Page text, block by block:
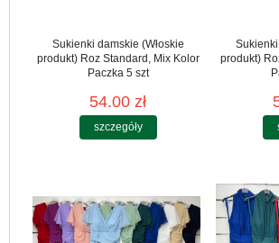
Sukienki damskie (Włoskie
produkt) Roz Standard, Mix Kolor
Paczka 5 szt
54.00 zł
szczegóły
Sukienki
produkt)